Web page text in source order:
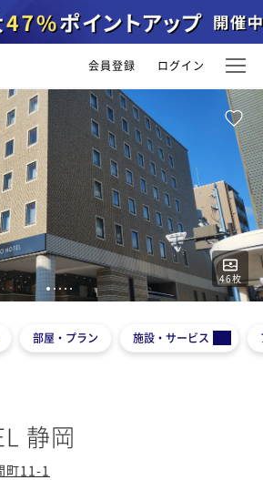
会員登録 ログイン
46枚
1 2 3 4 5
部屋・プラン 施設・サービス
静岡
町11-1